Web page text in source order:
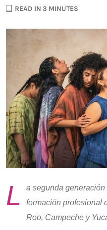
READ IN 3 MINUTES
L
a segunda
formación profesional
Roo, Campeche y